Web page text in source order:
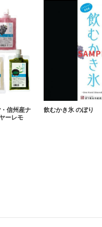
信州産ナ
ーレモ
飲むかき氷 のぼり